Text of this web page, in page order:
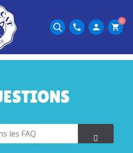
phone person shopping_cart
0